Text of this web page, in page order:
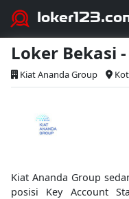
Loker Bekasi -
Kiat Ananda Group
Kiat Ananda Group
posisi Key Account